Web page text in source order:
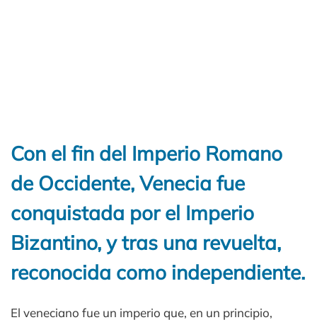
Con el fin del Imperio Romano
de Occidente, Venecia fue
conquistada por el Imperio
Bizantino, y tras una revuelta,
reconocida como independiente.
El veneciano fue un imperio que, en un principio,